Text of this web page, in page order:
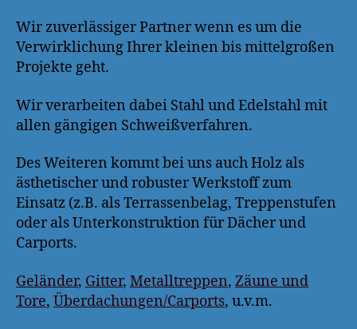
Wir zuverlässiger Partner wenn es um die
Verwirklichung Ihrer kleinen bis mittelgroßen
Projekte geht.
Wir verarbeiten dabei Stahl und Edelstahl mit
allen gängigen Schweißverfahren.
Des Weiteren kommt bei uns auch Holz als
ästhetischer und robuster Werkstoff zum
Einsatz (z.B. als Terrassenbelag, Treppenstufen
oder als Unterkonstruktion für Dächer und
Carports.
Geländer, Gitter, Metalltreppen, Zäune und
Tore, Überdachungen/Carports, u.v.m.